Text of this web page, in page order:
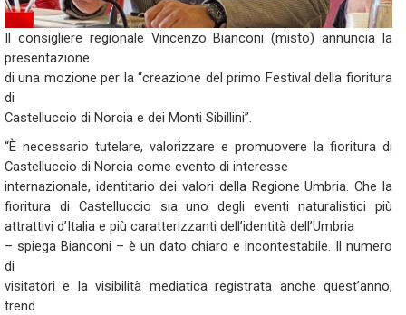
Il consigliere regionale Vincenzo Bianconi (misto) annuncia la
presentazione
di una mozione per la “creazione del primo Festival della fioritura
di
Castelluccio di Norcia e dei Monti Sibillini”.
“È necessario tutelare, valorizzare e promuovere la fioritura di
Castelluccio di Norcia come evento di interesse
internazionale, identitario dei valori della Regione Umbria. Che la
fioritura di Castelluccio sia uno degli eventi naturalistici più
attrattivi d’Italia e più caratterizzanti dell’identità dell’Umbria
– spiega Bianconi – è un dato chiaro e incontestabile. Il numero
di
visitatori e la visibilità mediatica registrata anche quest’anno,
trend